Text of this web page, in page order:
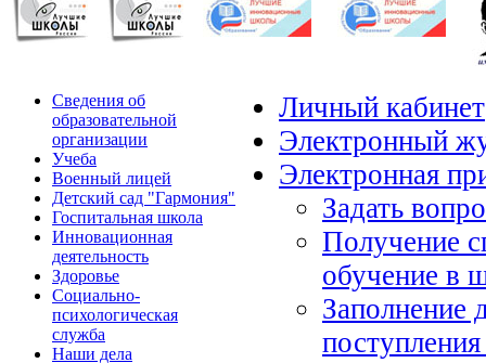
Сведения об
образовательной
организации
Учеба
Военный лицей
Детский сад "Гармония"
Госпитальная школа
Инновационная
деятельность
Здоровье
Социально-
психологическая
служба
Наши дела
Личный кабинет
Электронный
Электронная
Задать
Получение
обучение в
Заполнение